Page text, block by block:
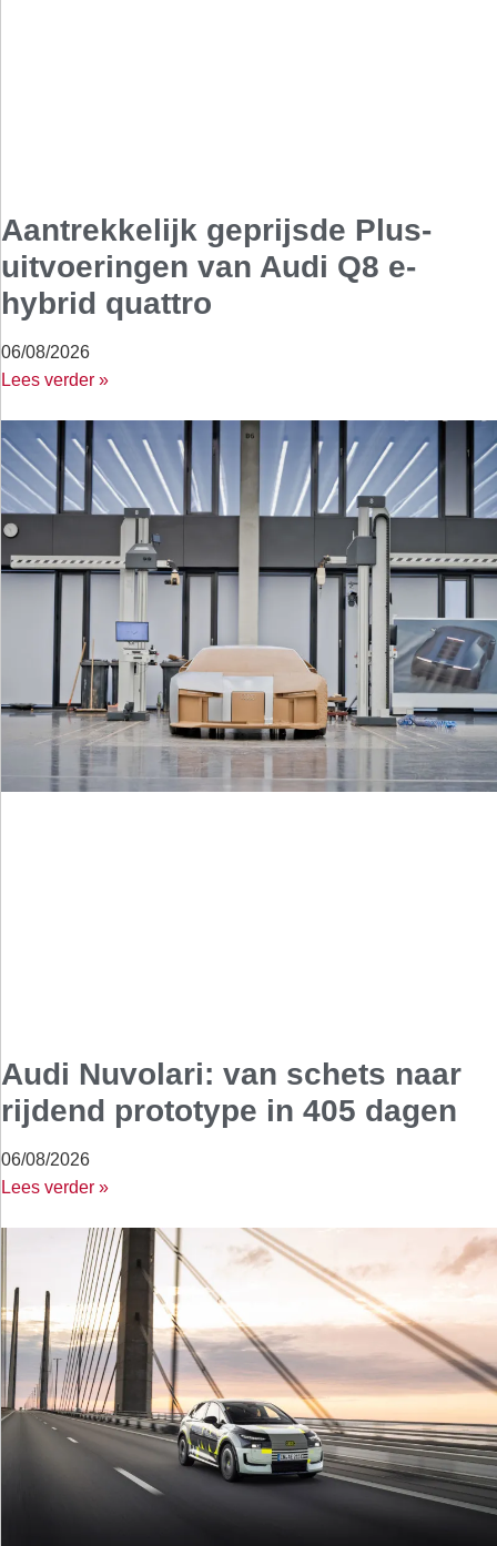
Aantrekkelijk geprijsde Plus-
uitvoeringen van Audi Q8 e-
hybrid quattro
06/08/2026
Lees verder »
Audi Nuvolari: van schets naar
rijdend prototype in 405 dagen
06/08/2026
Lees verder »